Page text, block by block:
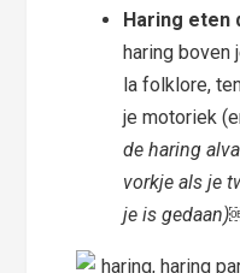
Haring eten
haring boven
la folklore,
je motoriek
de haring
vorkje als je
je is